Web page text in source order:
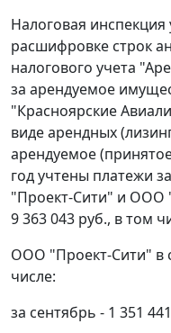
Налоговая инспекция
расшифровке строк
налогового учета
за арендуемое
"Красноярские
виде арендных
арендуемое
год учтены платежи
"Проект-Сити" и ООО
9 363 043 руб., в том
ООО "Проект-Сити" в
числе:
за сентябрь - 1 351